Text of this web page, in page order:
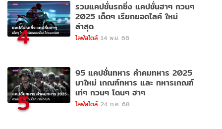
4
รวมแคปชั่นรถซิ่ง แคปชั่นฮาๆ กวนๆ
2025 เด็ดๆ เรียกยอดไลค์ ใหม่
ล่าสุด
ไลฟ์สไตล์ 14 พ.ย. 68
5
95 แคปชั่นทหาร คำคมทหาร 2025
มาใหม่ เกณฑ์ทหาร และ ทหารเกณฑ์
เท่ๆ กวนๆ โดนๆ ฮาๆ
ไลฟ์สไตล์ 24 ก.ค. 68